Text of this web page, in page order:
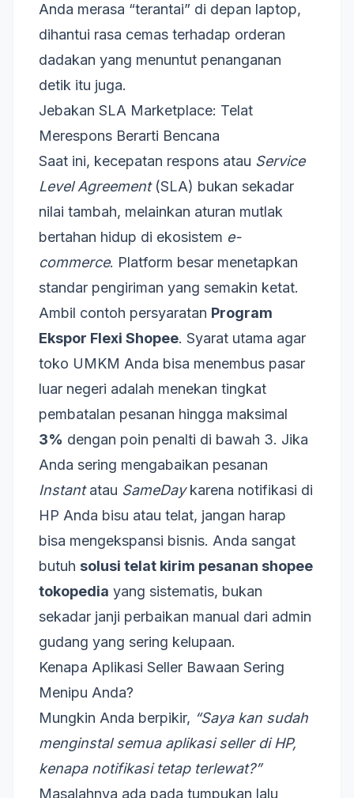
Anda merasa “terantai” di depan laptop,
dihantui rasa cemas terhadap orderan
dadakan yang menuntut penanganan
detik itu juga.
Jebakan SLA Marketplace: Telat
Merespons Berarti Bencana
Saat ini, kecepatan respons atau Service
Level Agreement(SLA) bukan sekadar
nilai tambah, melainkan aturan mutlak
bertahan hidup di ekosistem e-
commerce. Platform besar menetapkan
standar pengiriman yang semakin ketat.
Ambil contoh persyaratan Program
Ekspor Flexi Shopee. Syarat utama agar
toko UMKM Anda bisa menembus pasar
luar negeri adalah menekan tingkat
pembatalan pesanan hingga maksimal
3% dengan poin penalti di bawah 3. Jika
Anda sering mengabaikan pesanan
Instantatau SameDaykarena notifikasi di
HP Anda bisu atau telat, jangan harap
bisa mengekspansi bisnis. Anda sangat
butuh solusi telat kirim pesanan shopee
tokopedia yang sistematis, bukan
sekadar janji perbaikan manual dari admin
gudang yang sering kelupaan.
Kenapa Aplikasi Seller Bawaan Sering
Menipu Anda?
Mungkin Anda berpikir, “Saya kan sudah
menginstal semua aplikasi seller di HP,
kenapa notifikasi tetap terlewat?”
Masalahnya ada pada tumpukan lalu